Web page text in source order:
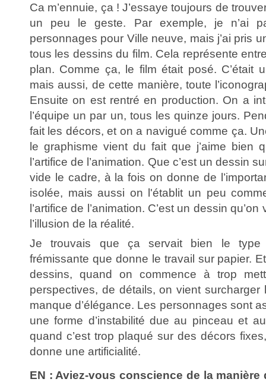
Ca m’ennuie, ça ! J’essaye toujours de
un peu le geste. Par exemple, je n’ai
personnages pour Ville neuve, mais j’ai pris
tous les dessins du film. Cela représente
plan. Comme ça, le film était posé. C’était
mais aussi, de cette manière, toute
Ensuite on est rentré en production. On a
l’équipe un par un, tous les quinze jours.
fait les décors, et on a navigué comme ça.
le graphisme vient du fait que j’aime bien
l’artifice de l’animation. Que c’est un dessin
vide le cadre, à la fois on donne de
isolée, mais aussi on l'établit un peu
l’artifice de l’animation. C’est un dessin
l’illusion de la réalité.
Je trouvais que ça servait bien le type
frémissante que donne le travail sur papier.
dessins, quand on commence à trop
perspectives, de détails, on vient
manque d’élégance. Les personnages sont
une forme d’instabilité due au pinceau et
quand c’est trop plaqué sur des décors
donne une artificialité.
EN : Aviez-vous conscience de la